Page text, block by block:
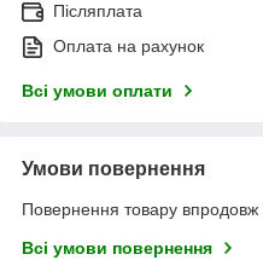
Післяплата
Оплата на рахунок
Всі умови оплати
Умови повернення
Повернення товару впродовж
Всі умови повернення